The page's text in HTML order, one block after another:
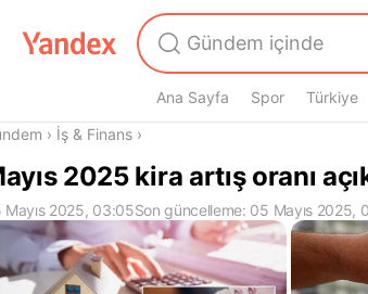
Ana Sayfa Spor Türkiye
› İş & Finans ›
2025 kira artış oranı
Mayıs 2025, 03:05Son güncelleme: 05 Mayıs 2025,